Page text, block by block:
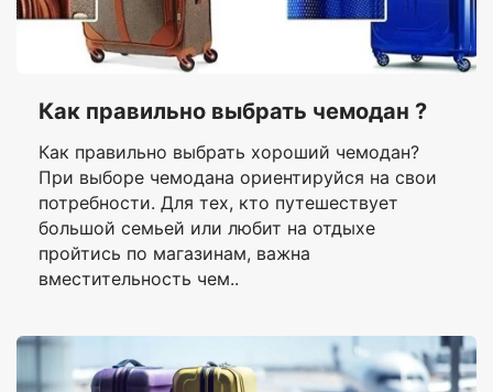
Как правильно выбрать чемодан ?
Как правильно выбрать хороший чемодан?
При выборе чемодана ориентируйся на свои
потребности. Для тех, кто путешествует
большой семьей или любит на отдыхе
пройтись по магазинам, важна
вместительность чем..